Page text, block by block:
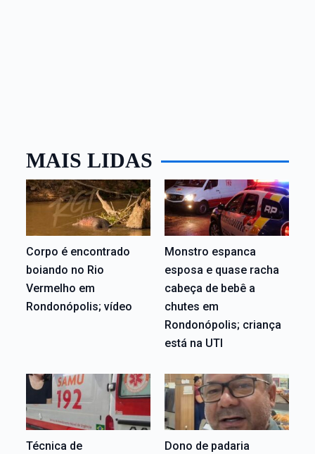
MAIS LIDAS
Corpo é encontrado
boiando no Rio
Vermelho em
Rondonópolis; vídeo
Monstro espanca
esposa e quase racha
cabeça de bebê a
chutes em
Rondonópolis; criança
está na UTI
Técnica de
Dono de padaria